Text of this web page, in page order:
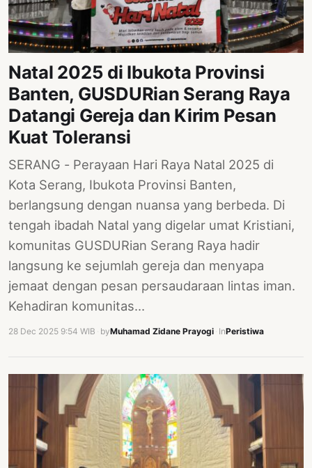
Natal 2025 di Ibukota Provinsi
Banten, GUSDURian Serang Raya
Datangi Gereja dan Kirim Pesan
Kuat Toleransi
SERANG - Perayaan Hari Raya Natal 2025 di
Kota Serang, Ibukota Provinsi Banten,
berlangsung dengan nuansa yang berbeda. Di
tengah ibadah Natal yang digelar umat Kristiani,
komunitas GUSDURian Serang Raya hadir
langsung ke sejumlah gereja dan menyapa
jemaat dengan pesan persaudaraan lintas iman.
Kehadiran komunitas…
28 Dec 2025 9:54 WIB byMuhamad Zidane Prayogi InPeristiwa